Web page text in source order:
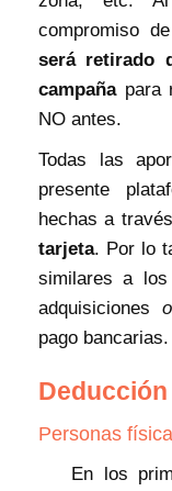
compromiso
será retirado
campañapara
NO antes.
Todas las
presente
hechas a
tarjeta. Por lo
similares a
adquisiciones
pago bancarias.
Personas
En los